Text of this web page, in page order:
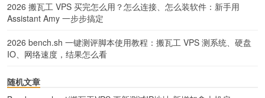
2026 搬瓦工 VPS 买完怎么用？怎么连接、怎么装软件：新手用
Assistant Amy 一步步搞定
2026 bench.sh 一键测评脚本使用教程：搬瓦工 VPS 测系统、硬盘
IO、网络速度，结果怎么看
随机文章